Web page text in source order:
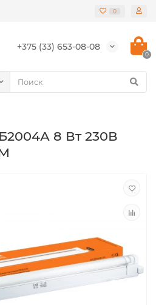
0
+375 (33) 653-08-08
0
8 Вт 230В